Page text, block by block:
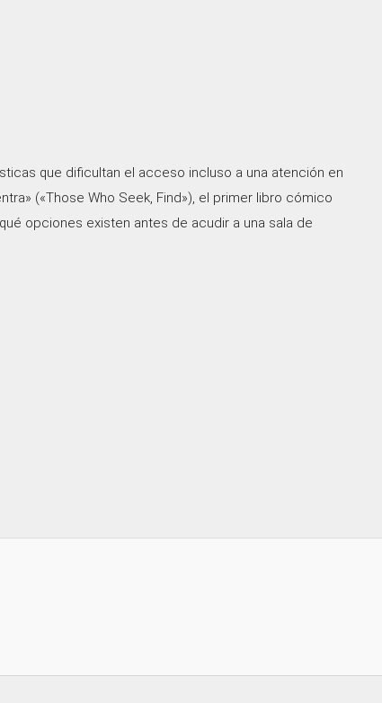
que dificultan el acceso incluso a una atención en
(«Those Who Seek, Find»), el primer libro cómico
opciones existen antes de acudir a una sala de